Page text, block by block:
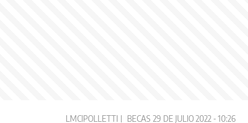
LMCIPOLLETTI BECAS 29 DE JULIO 2022 - 10:26